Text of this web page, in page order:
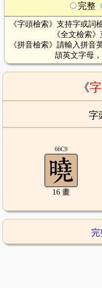
完整
《字頭檢索》支持字或詞
《全文檢索
《拼音檢索》請輸入拼音
頡英文字母
《
字
66C9
16 畫
完